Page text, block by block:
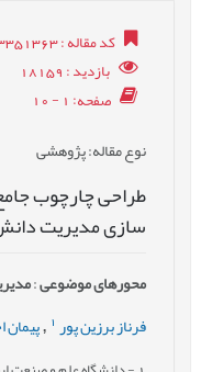
کد مقاله: 139412121643351363
بازدید: 18159
صفحه: 1 - 10
نوع مقاله: پژوهشی
طراحی چارچوب جامع
سازی مدیریت
محورهای موضوعی:
فرناز برزین پور , پيمان